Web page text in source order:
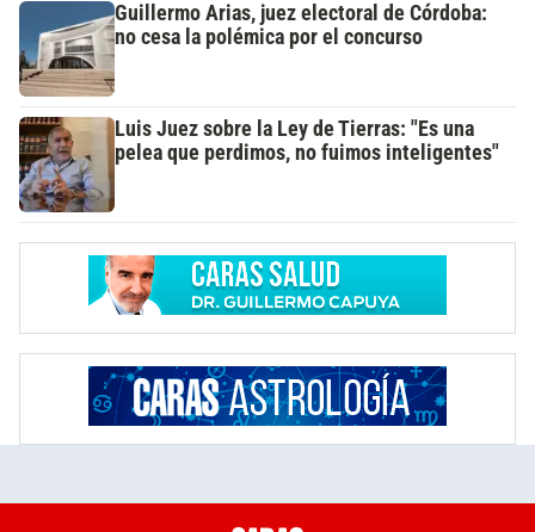
Guillermo Arias, juez electoral de Córdoba:
no cesa la polémica por el concurso
Luis Juez sobre la Ley de Tierras: "Es una
pelea que perdimos, no fuimos inteligentes"